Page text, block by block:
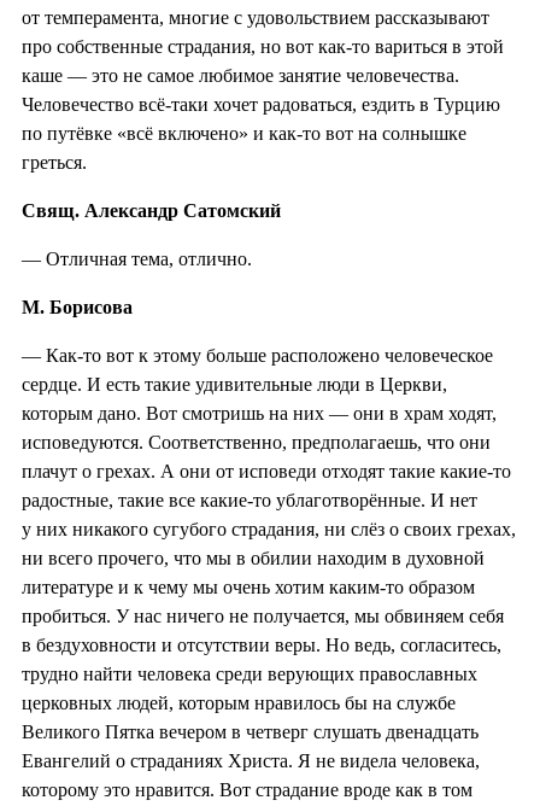
от темперамента, многие с удовольствием рассказывают
про собственные страдания, но вот как-то вариться в этой
каше — это не самое любимое занятие человечества.
Человечество всё-таки хочет радоваться, ездить в Турцию
по путёвке «всё включено» и как-то вот на солнышке
греться.
Свящ. Александр Сатомский
— Отличная тема, отлично.
М. Борисова
— Как-то вот к этому больше расположено человеческое
сердце. И есть такие удивительные люди в Церкви,
которым дано. Вот смотришь на них — они в храм ходят,
исповедуются. Соответственно, предполагаешь, что они
плачут о грехах. А они от исповеди отходят такие какие-то
радостные, такие все какие-то ублаготворённые. И нет
у них никакого сугубого страдания, ни слёз о своих грехах,
ни всего прочего, что мы в обилии находим в духовной
литературе и к чему мы очень хотим каким-то образом
пробиться. У нас ничего не получается, мы обвиняем себя
в бездуховности и отсутствии веры. Но ведь, согласитесь,
трудно найти человека среди верующих православных
церковных людей, которым нравилось бы на службе
Великого Пятка вечером в четверг слушать двенадцать
Евангелий о страданиях Христа. Я не видела человека,
которому это нравится. Вот страдание вроде как в том